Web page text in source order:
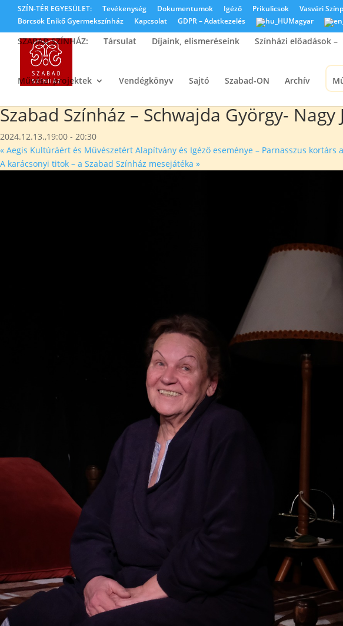
SZÍN-TÉR EGYESÜLET: Tevékenység Dokumentumok Igéző Prikulicsok Vasvári
Börcsök Enikő Gyermekszínház
Kapcsolat GDPR – Adatkezelés Magyar
SZABAD SZÍNHÁZ: Társulat Díjaink, elismeréseink Színházi előadások –
Művészi projektek Vendégkönyv Sajtó Szabad-ON Archív
« Összes Események
Szabad Színház – Schwajda György-
2024.12.13.,19:00 - 20:30
« Aegis Kultúráért és Művészetért Alapítvány és Igéző eseménye – Parnasszus kortárs
A karácsonyi titok – a Szabad Színház mesejátéka »